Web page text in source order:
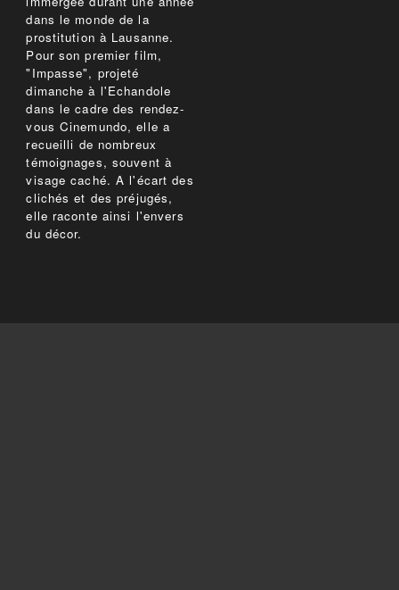
dans le monde de la
prostitution à Lausanne.
Pour son premier film,
"Impasse", projeté
dimanche à l'Echandole
dans le cadre des rendez-
vous Cinemundo, elle a
recueilli de nombreux
témoignages, souvent à
visage caché. A l'écart des
clichés et des préjugés,
elle raconte ainsi l'envers
du décor.